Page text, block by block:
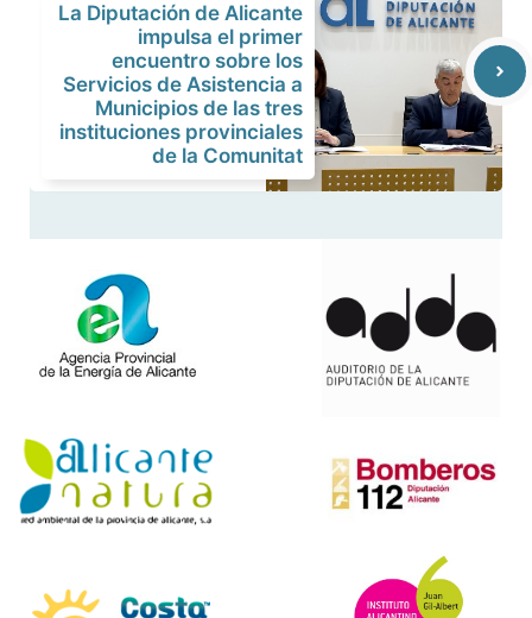
La Diputación de Alicante
impulsa el primer
encuentro sobre los
Servicios de Asistencia a
Municipios de las tres
instituciones provinciales
de la Comunitat